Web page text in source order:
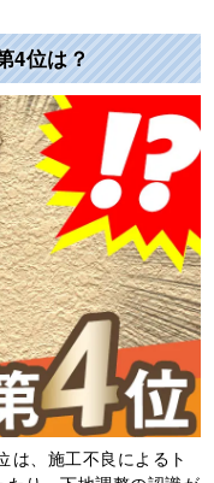
4位は？
は、施工不良によるト